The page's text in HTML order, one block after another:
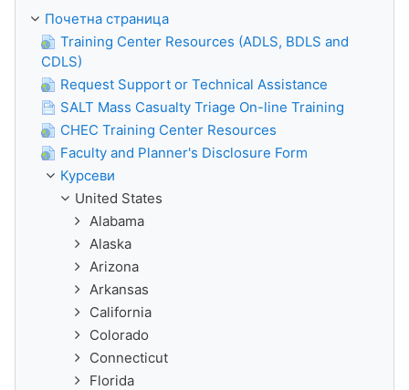
Почетна страница
Training Center Resources (ADLS, BDLS and
CDLS)
Request Support or Technical Assistance
SALT Mass Casualty Triage On-line Training
CHEC Training Center Resources
Faculty and Planner's Disclosure Form
Курсеви
United States
Alabama
Alaska
Arizona
Arkansas
California
Colorado
Connecticut
Florida